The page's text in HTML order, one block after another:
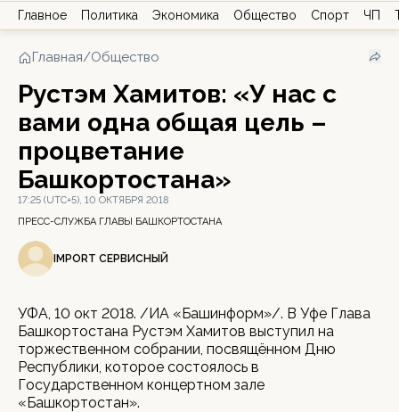
Главное Политика Экономика Общество Спорт ЧП
Главная/Общество
Рустэм Хамитов: «У нас с
вами одна общая цель –
процветание
Башкортостана»
17:25 (UTC+5), 10 ОКТЯБРЯ 2018
ПРЕСС-СЛУЖБА ГЛАВЫ БАШКОРТОСТАНА
IMPORT СЕРВИСНЫЙ
УФА, 10 окт 2018. /ИА «Башинформ»/. В Уфе Глава
Башкортостана Рустэм Хамитов выступил на
торжественном собрании, посвящённом Дню
Республики, которое состоялось в
Государственном концертном зале
«Башкортостан».